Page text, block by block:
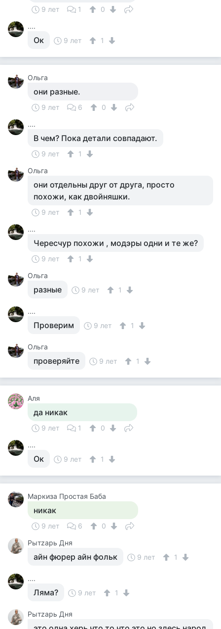
9 лет 1
0
....
Ок 9 лет 1
Ольга
они разные.
9 лет 6
0
....
В чем? Пока детали совпадают.
9 лет
1
Ольга
они отдельны друг от друга, просто
похожи, как двойняшки.
9 лет
1
....
Чересчур похожи , модэры одни и те же?
9 лет
1
Ольга
разные 9 лет 1
....
Проверим 9 лет 1
Ольга
проверяйте 9 лет 1
Аля
да никак
9 лет 1
0
....
Ок 9 лет 1
Маркиза Простая Баба
никак
9 лет 6
0
Рытzарь Дня
айн фюрер айн фольк 9 лет 1
....
Ляма? 9 лет 1
Рытzарь Дня